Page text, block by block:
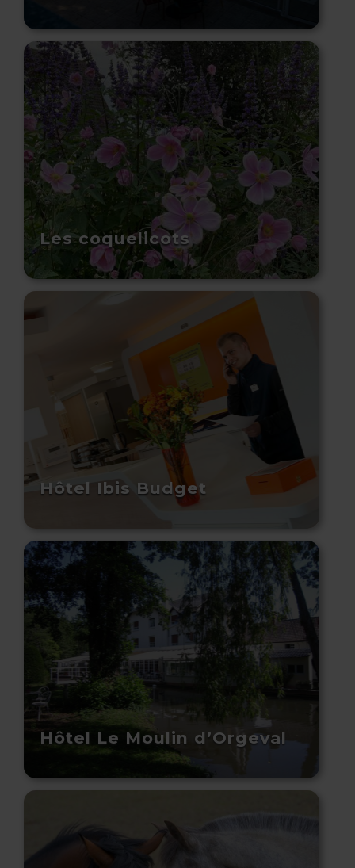
Les coquelicots
Hôtel Ibis Budget
Hôtel Le Moulin d’Orgeval